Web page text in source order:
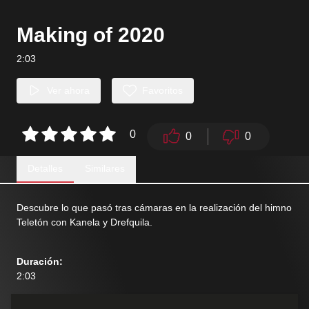
Making of 2020
2:03
0 0 0
Descubre lo que pasó tras cámaras en la realización del himno
Teletón con Kanela y Drefquila.
Duración:
2:03